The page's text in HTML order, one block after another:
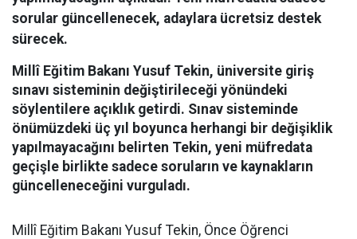
sorular güncellenecek, adaylara ücretsiz destek
sürecek.
Millî Eğitim Bakanı Yusuf Tekin, üniversite giriş
sınavı sisteminin değiştirileceği yönündeki
söylentilere açıklık getirdi. Sınav sisteminde
önümüzdeki üç yıl boyunca herhangi bir değişiklik
yapılmayacağını belirten Tekin, yeni müfredata
geçişle birlikte sadece soruların ve kaynakların
güncelleneceğini vurguladı.
Millî Eğitim Bakanı Yusuf Tekin, Önce Öğrenci